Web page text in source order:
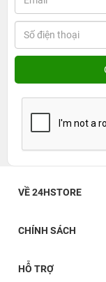
tài liệu, email,
giấy.
Không dừng lại
đến cho người
động của màu
cùng chân thực.
hơn 50%, giúp
một cách vô
người dùng vô
trên chiếc
VỀ 24HSTORE
CHÍNH SÁCH
HỖ TRỢ